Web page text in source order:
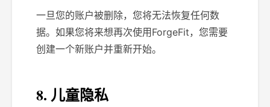
一旦您的账户被删除，您将无法恢复任何数
据。如果您将来想再次使用ForgeFit，您需要
创建一个新账户并重新开始。
8. 儿童隐私